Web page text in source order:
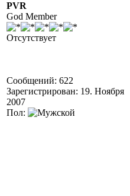
PVR
God Member
Отсутствует
Сообщений: 622
Зарегистрирован: 19. Ноября
2007
Пол: